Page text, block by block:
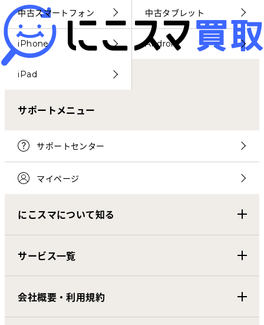
マイページ
中古スマートフォン 中古タブレット
iPhone Android
iPad
サポートメニュー
サポートセンター
マイページ
にこスマについて知る
サービス一覧
会社概要・利用規約